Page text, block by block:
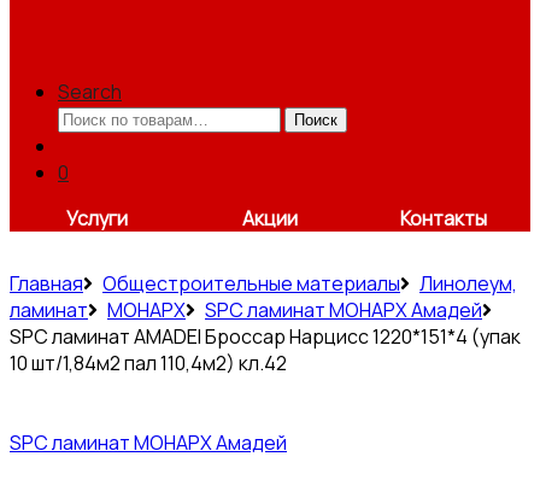
Search
Искать:
Поиск
0
Услуги
Акции Контакты
Главная Общестроительные материалы
Линолеум,
ламинат
МОНАРХ
SPC ламинат МОНАРХ Амадей
SPC ламинат AMADEI Броссар Нарцисс 1220*151*4 (упак
10 шт/1,84м2 пал 110,4м2) кл.42
SPC ламинат МОНАРХ Амадей